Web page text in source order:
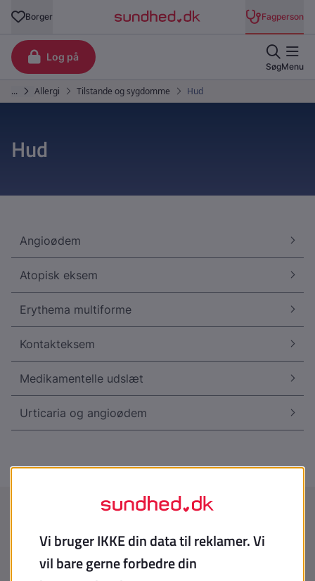
Hud
Angioødem
Atopisk eksem
Erythema multiforme
Kontakteksem
Medikamentelle udslæt
Urticaria og angioødem